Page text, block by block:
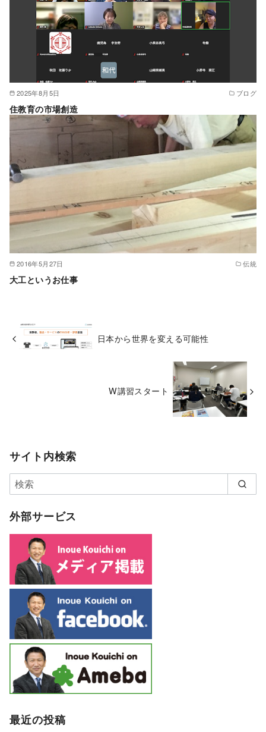
2025年8月5日 ブログ
住教育の市場創造
2016年5月27日 伝統
大工というお仕事
日本から世界を変える可能性
W講習スタート
サイト内検索
外部サービス
最近の投稿